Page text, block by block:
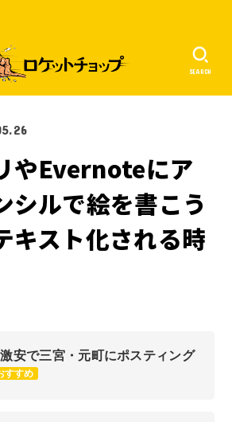
SEARCH
やEvernoteにア
シルで絵を書こう
キスト化される時
安で三宮・元町にポスティング
すすめ